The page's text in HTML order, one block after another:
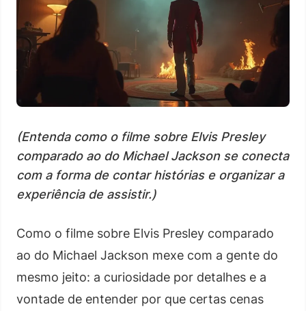
(Entenda como o filme sobre Elvis Presley
comparado ao do Michael Jackson se conecta
com a forma de contar histórias e organizar a
experiência de assistir.)
Como o filme sobre Elvis Presley comparado
ao do Michael Jackson mexe com a gente do
mesmo jeito: a curiosidade por detalhes e a
vontade de entender por que certas cenas